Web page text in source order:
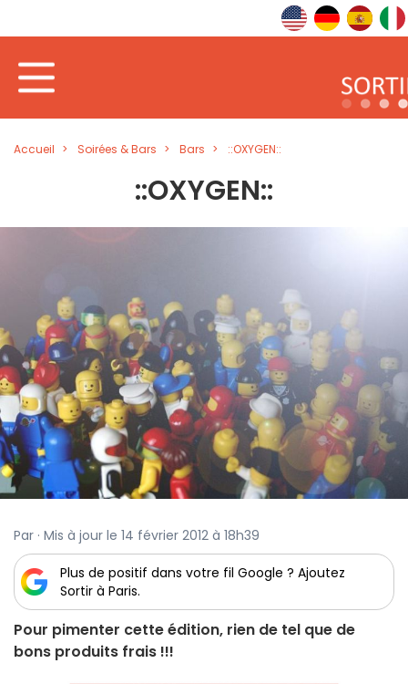
Accueil Soirées & Bars Bars ::OXYGEN::
::OXYGEN::
Par · Mis à jour le 14 février 2012 à 18h39
Plus de positif dans votre fil Google ? Ajoutez
Sortir à Paris.
Pour pimenter cette édition, rien de tel que de
bons produits frais !!!